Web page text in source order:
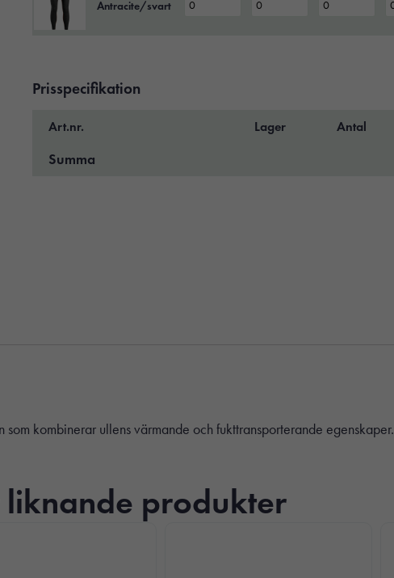
Antracite/svart
Prisspecifikation
Art.nr. Lager Antal
Summa
kombinerar ullens värmande och fukttransporterande egenskaper.
produkter